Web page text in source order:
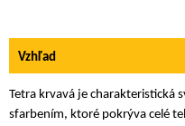
Vzhľad
Tetra krvavá je charakteristická
sfarbením, ktoré pokrýva celé